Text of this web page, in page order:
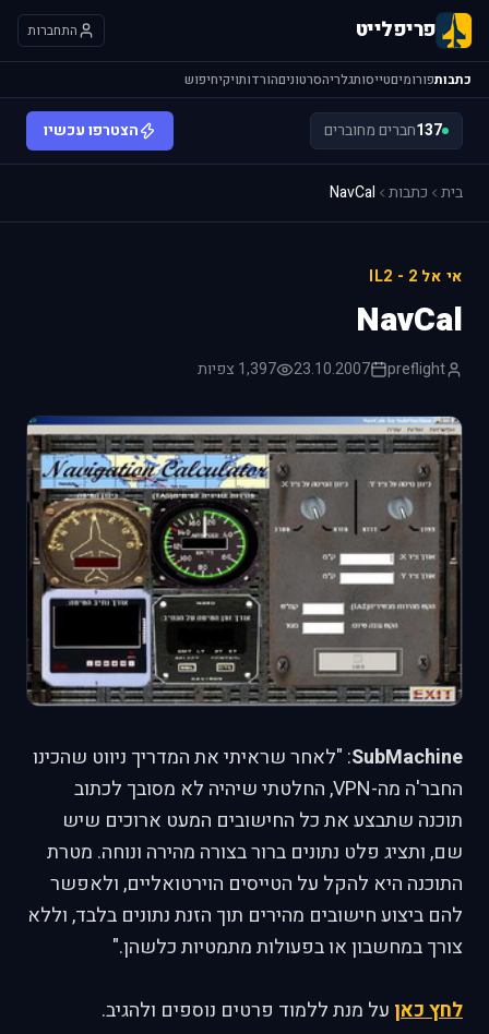
פריפלייט התחברות
כתבותפורומיםטייסותגלריהסרטוניםהורדותויקיחיפוש
137חברים מחוברים הצטרפו עכשיו
בית כתבות NavCal
אי אל 2 - IL2
NavCal
preflight
23.10.2007 1,397 צפיות
SubMachine: "לאחר שראיתי את המדריך ניווט שהכינו
החבר'ה מה-VPN, החלטתי שיהיה לא מסובך לכתוב
תוכנה שתבצע את כל החישובים המעט ארוכים שיש
שם, ותציג פלט נתונים ברור בצורה מהירה ונוחה. מטרת
התוכנה היא להקל על הטייסים הוירטואליים, ולאפשר
להם ביצוע חישובים מהירים תוך הזנת נתונים בלבד, וללא
צורך במחשבון או בפעולות מתמטיות כלשהן."
לחץ כאן על מנת ללמוד פרטים נוספים ולהגיב.